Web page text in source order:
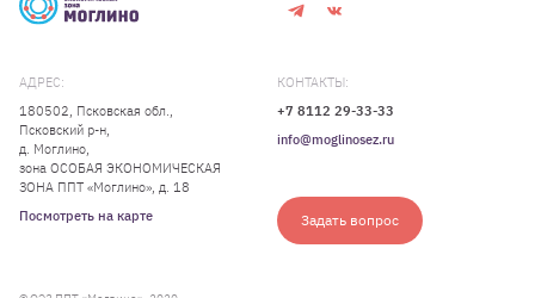
АДРЕС:
180502, Псковская обл.,
Псковский р-н,
д. Моглино,
зона ОСОБАЯ ЭКОНОМИЧЕСКАЯ
ЗОНА ППТ «Моглино», д. 18
Посмотреть на карте
КОНТАКТЫ:
+7 8112 29-33-33
info@moglinosez.ru
Задать вопрос